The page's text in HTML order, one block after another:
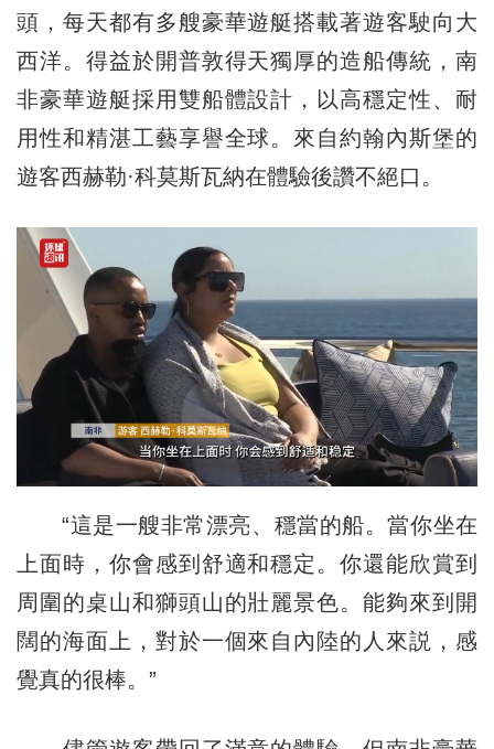
頭，每天都有多艘豪華遊艇搭載著遊客駛向大
西洋。得益於開普敦得天獨厚的造船傳統，南
非豪華遊艇採用雙船體設計，以高穩定性、耐
用性和精湛工藝享譽全球。來自約翰內斯堡的
遊客西赫勒·科莫斯瓦納在體驗後讚不絕口。
“這是一艘非常漂亮、穩當的船。當你坐在
上面時，你會感到舒適和穩定。你還能欣賞到
周圍的桌山和獅頭山的壯麗景色。能夠來到開
闊的海面上，對於一個來自內陸的人來説，感
覺真的很棒。”